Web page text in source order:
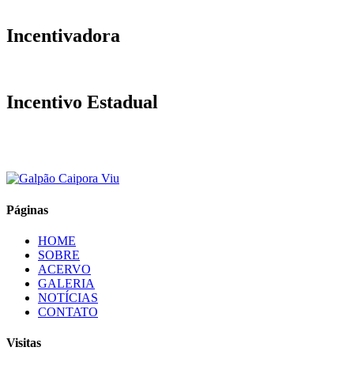
Incentivadora
Incentivo Estadual
Páginas
HOME
SOBRE
ACERVO
GALERIA
NOTÍCIAS
CONTATO
Visitas